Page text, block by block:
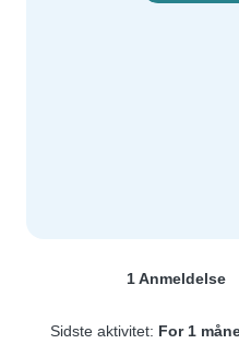
1 Anmeldelse
Sidste aktivitet: For 1